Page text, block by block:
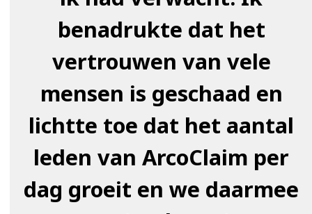
benadrukte dat het
vertrouwen van vele
mensen is geschaad en
lichtte toe dat het aantal
leden van ArcoClaim per
dag groeit en we daarmee